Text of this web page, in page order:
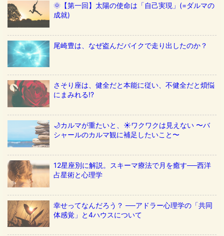
🌞【第一回】太陽の使命は「自己実現」(=ダルマの
成就)
尾崎豊は、なぜ盗んだバイクで走り出したのか？
さそり座は、健全だと本能に従い、不健全だと煩悩
にまみれる!?
🌙カルマが重たいと、☀️ワクワクは見えない 〜バ
シャールのカルマ観に補足したいこと〜
12星座別に解説。スキーマ療法で月を癒す──西洋
占星術と心理学
幸せってなんだろう？ ──アドラー心理学の「共同
体感覚」と4ハウスについて